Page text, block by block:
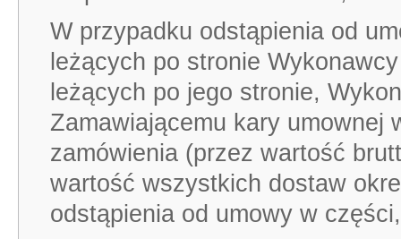
W przypadku odstąpienia od
leżących po stronie
leżących po jego stronie,
Zamawiającemu kary umownej
zamówienia (przez wartość
wartość wszystkich dostaw
odstąpienia od umowy w